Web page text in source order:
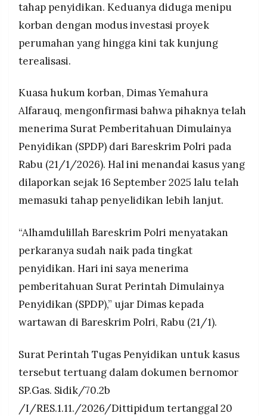
MEDIA
PRAMUDITA
©
PT.
MEDIA
PRAMUDITA
kini masih berupa sawah tanpa ada
pembangunan sama sekali
Kuasa hukum korban berharap segera ada
penetapan tersangka dan mengimbau korban
tahap penyidikan. Keduanya diduga menipu
korban dengan modus investasi proyek
perumahan yang hingga kini tak kunjung
terealisasi.
Kuasa hukum korban, Dimas Yemahura
Alfarauq, mengonfirmasi bahwa pihaknya telah
menerima Surat Pemberitahuan Dimulainya
Penyidikan (SPDP) dari Bareskrim Polri pada
Rabu (21/1/2026). Hal ini menandai kasus yang
dilaporkan sejak 16 September 2025 lalu telah
memasuki tahap penyelidikan lebih lanjut.
“Alhamdulillah Bareskrim Polri menyatakan
perkaranya sudah naik pada tingkat
penyidikan. Hari ini saya menerima
pemberitahuan Surat Perintah Dimulainya
Penyidikan (SPDP),” ujar Dimas kepada
wartawan di Bareskrim Polri, Rabu (21/1).
Surat Perintah Tugas Penyidikan untuk kasus
tersebut tertuang dalam dokumen bernomor
SP.Gas. Sidik/70.2b
/I/RES.1.11./2026/Dittipidum tertanggal 20